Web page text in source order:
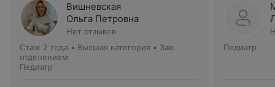
Вишневская
Ольга Петровна
Нет отзывов
Стаж 2 года • Высшая категория • Зав.
отделением
Педиатр
Педиатр